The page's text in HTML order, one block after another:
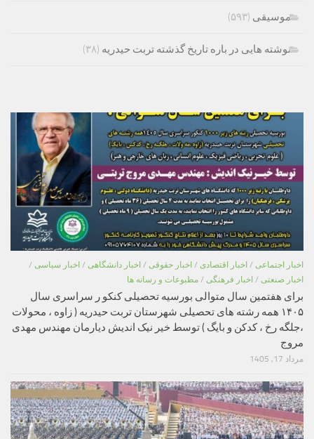
موسیقی (۵۹۳)
نوشته هایی در باره تاریخ گذشته تربت حیدریه (۳۸)
اخبار اجتماعی / اخبار اقتصادی / اخبار حقوقی / اخبار دانشگاهی / اخبار سیاسی /
اخبار صنعتی / اخبار فرهنگی / مطبوعات و رسانه ها
برای هفتمین سال متوالی بورسیه تحصیلی کنکو ر سراسری سال
۱۴۰۵ همه رشته های تحصیلی شهرستان تربت حیدریه ( زاوه ، محولات
،جلگه رخ ، کدکن و بایگ ) توسط خیر نیک اندیش دیارمان مهندس مهدی
مروج
مرداد 17, 1405